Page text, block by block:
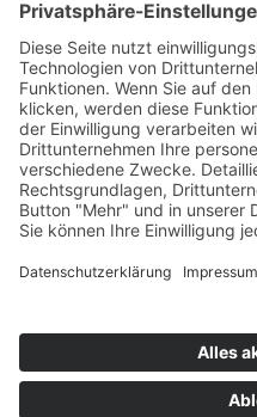
Geschäftsmodelle
›Vorstandswechsel
befristet
›Wasserstoff-Hochlauf:
konkrete Schritte
›Solaranlage
LichtBlick installieren
Jetzt an der
Wir möchten
kostenlose Teilnahme
umgehend nach
unserer Webseite zur